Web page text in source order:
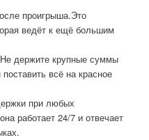
проигрыша.Это
ведёт к ещё большим
держите крупные суммы
всё на красное
при любых
работает 24/7 и отвечает